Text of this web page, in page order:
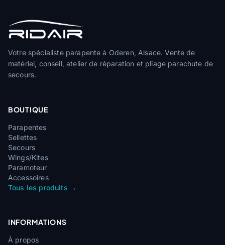
Votre spécialiste parapente à Oderen, Alsace. Vente de
matériel, conseil, atelier de réparation et pliage parachute de
secours.
BOUTIQUE
Parapentes
Sellettes
Secours
Wings/Kites
Paramoteur
Accessoires
Tous les produits →
INFORMATIONS
À propos